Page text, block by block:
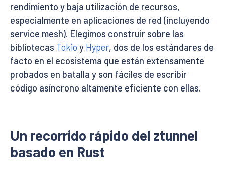
rendimiento y baja utilización de recursos,
especialmente en aplicaciones de red (incluyendo
service mesh). Elegimos construir sobre las
bibliotecas Tokio y Hyper, dos de los estándares de
facto en el ecosistema que están extensamente
probados en batalla y son fáciles de escribir
código asíncrono altamente eficiente con ellas.
Un recorrido rápido del ztunnel
basado en Rust